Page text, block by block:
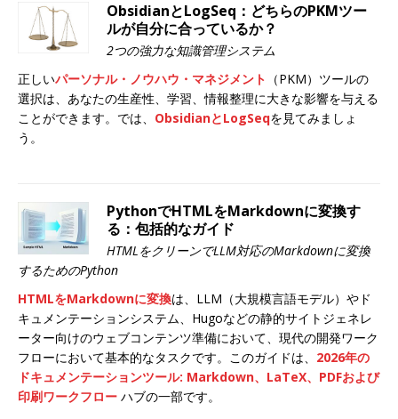
ObsidianとLogSeq：どちらのPKMツー
ルが自分に合っているか？
2つの強力な知識管理システム
正しいパーソナル・ノウハウ・マネジメント （PKM）ツールの
選択は、あなたの生産性、学習、情報整理に大きな影響を与える
ことができます。では、 ObsidianとLogSeqを見てみましょ
う。
PythonでHTMLをMarkdownに変換す
る：包括的なガイド
HTMLをクリーンでLLM対応のMarkdownに変換
するためのPython
HTMLをMarkdownに変換は、LLM（大規模言語モデル）やド
キュメンテーションシステム、Hugoなどの静的サイトジェネレ
ーター向けのウェブコンテンツ準備において、現代の開発ワーク
フローにおいて基本的なタスクです。このガイドは、 2026年の
ドキュメンテーションツール: Markdown、LaTeX、PDFおよび
印刷ワークフロー ハブの一部です。